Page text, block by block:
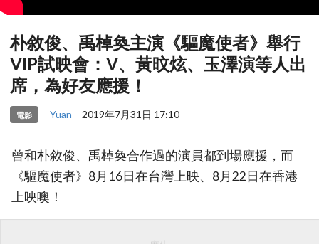
朴敘俊、禹棹奐主演《驅魔使者》舉行
VIP試映會：V、黃旼炫、玉澤演等人出
席，為好友應援！
電影 Yuan 2019年7月31日 17:10
曾和朴敘俊、禹棹奐合作過的演員都到場應援，而
《驅魔使者》8月16日在台灣上映、8月22日在香港
上映噢！